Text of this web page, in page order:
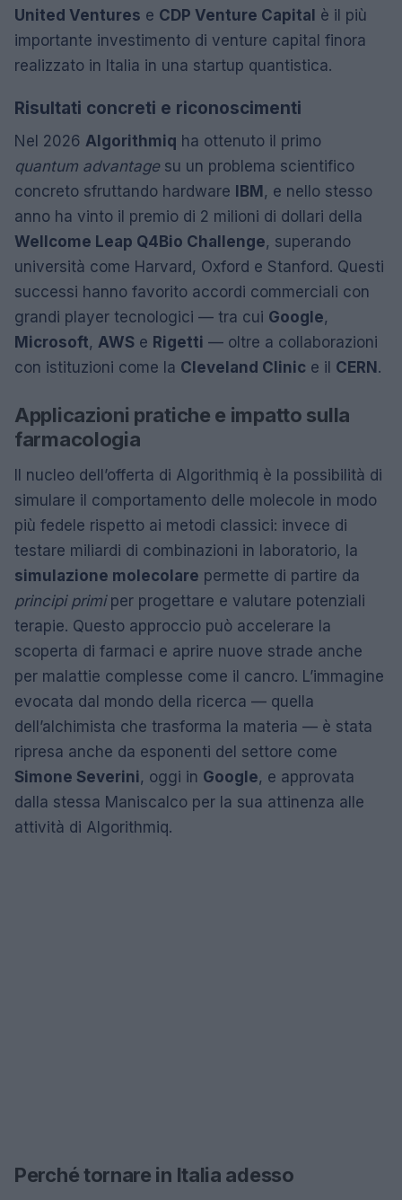
United Ventures e CDP Venture Capital è il più
importante investimento di venture capital finora
realizzato in Italia in una startup quantistica.
Risultati concreti e riconoscimenti
Nel 2026 Algorithmiq ha ottenuto il primo
quantum advantagesu un problema scientifico
concreto sfruttando hardware IBM, e nello stesso
anno ha vinto il premio di 2 milioni di dollari della
Wellcome Leap Q4Bio Challenge, superando
università come Harvard, Oxford e Stanford. Questi
successi hanno favorito accordi commerciali con
grandi player tecnologici — tra cui Google,
Microsoft, AWS e Rigetti — oltre a collaborazioni
con istituzioni come la Cleveland Clinic e il CERN.
Applicazioni pratiche e impatto sulla
farmacologia
Il nucleo dell’offerta di Algorithmiq è la possibilità di
simulare il comportamento delle molecole in modo
più fedele rispetto ai metodi classici: invece di
testare miliardi di combinazioni in laboratorio, la
simulazione molecolare permette di partire da
principi primiper progettare e valutare potenziali
terapie. Questo approccio può accelerare la
scoperta di farmaci e aprire nuove strade anche
per malattie complesse come il cancro. L’immagine
evocata dal mondo della ricerca — quella
dell’alchimista che trasforma la materia — è stata
ripresa anche da esponenti del settore come
Simone Severini, oggi in Google, e approvata
dalla stessa Maniscalco per la sua attinenza alle
attività di Algorithmiq.
Perché tornare in Italia adesso